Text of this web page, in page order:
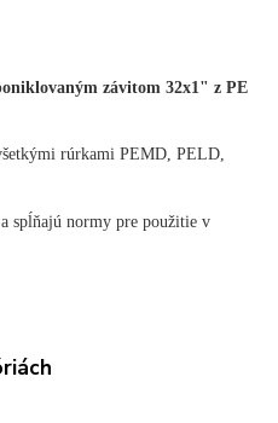
závitom 32x1" z PE
rúrkami PEMD, PELD,
spĺňajú normy pre použitie v